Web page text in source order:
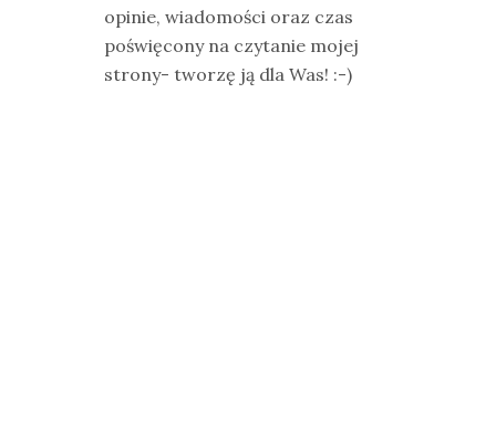
opinie, wiadomości oraz czas
poświęcony na czytanie mojej
strony- tworzę ją dla Was! :-)